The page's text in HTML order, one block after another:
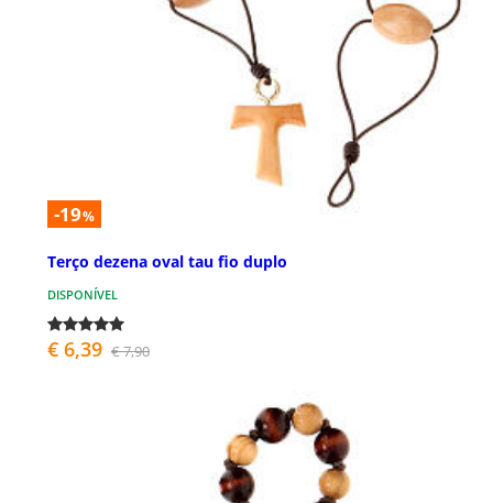
-19%
Terço dezena oval tau fio duplo
DISPONÍVEL
€ 6,39 € 7,90